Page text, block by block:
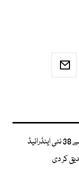
سام سنگ نے گوگل سے پہلے 38 نئی اینڈرائیڈ
کر دی